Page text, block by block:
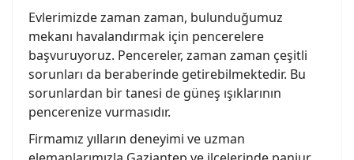
Evlerimizde zaman zaman, bulunduğumuz
mekanı havalandırmak için pencerelere
başvuruyoruz. Pencereler, zaman zaman çeşitli
sorunları da beraberinde getirebilmektedir. Bu
sorunlardan bir tanesi de güneş ışıklarının
pencerenize vurmasıdır.
Firmamız yılların deneyimi ve uzman